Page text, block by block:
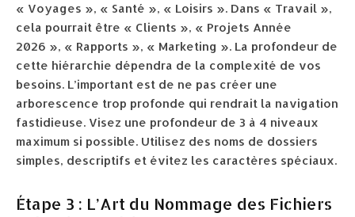
« Voyages », « Santé », « Loisirs ». Dans « Travail »,
cela pourrait être « Clients », « Projets Année
2026 », « Rapports », « Marketing ». La profondeur de
cette hiérarchie dépendra de la complexité de vos
besoins. L’important est de ne pas créer une
arborescence trop profonde qui rendrait la navigation
fastidieuse. Visez une profondeur de 3 à 4 niveaux
maximum si possible. Utilisez des noms de dossiers
simples, descriptifs et évitez les caractères spéciaux.
Étape 3 : L’Art du Nommage des Fichiers